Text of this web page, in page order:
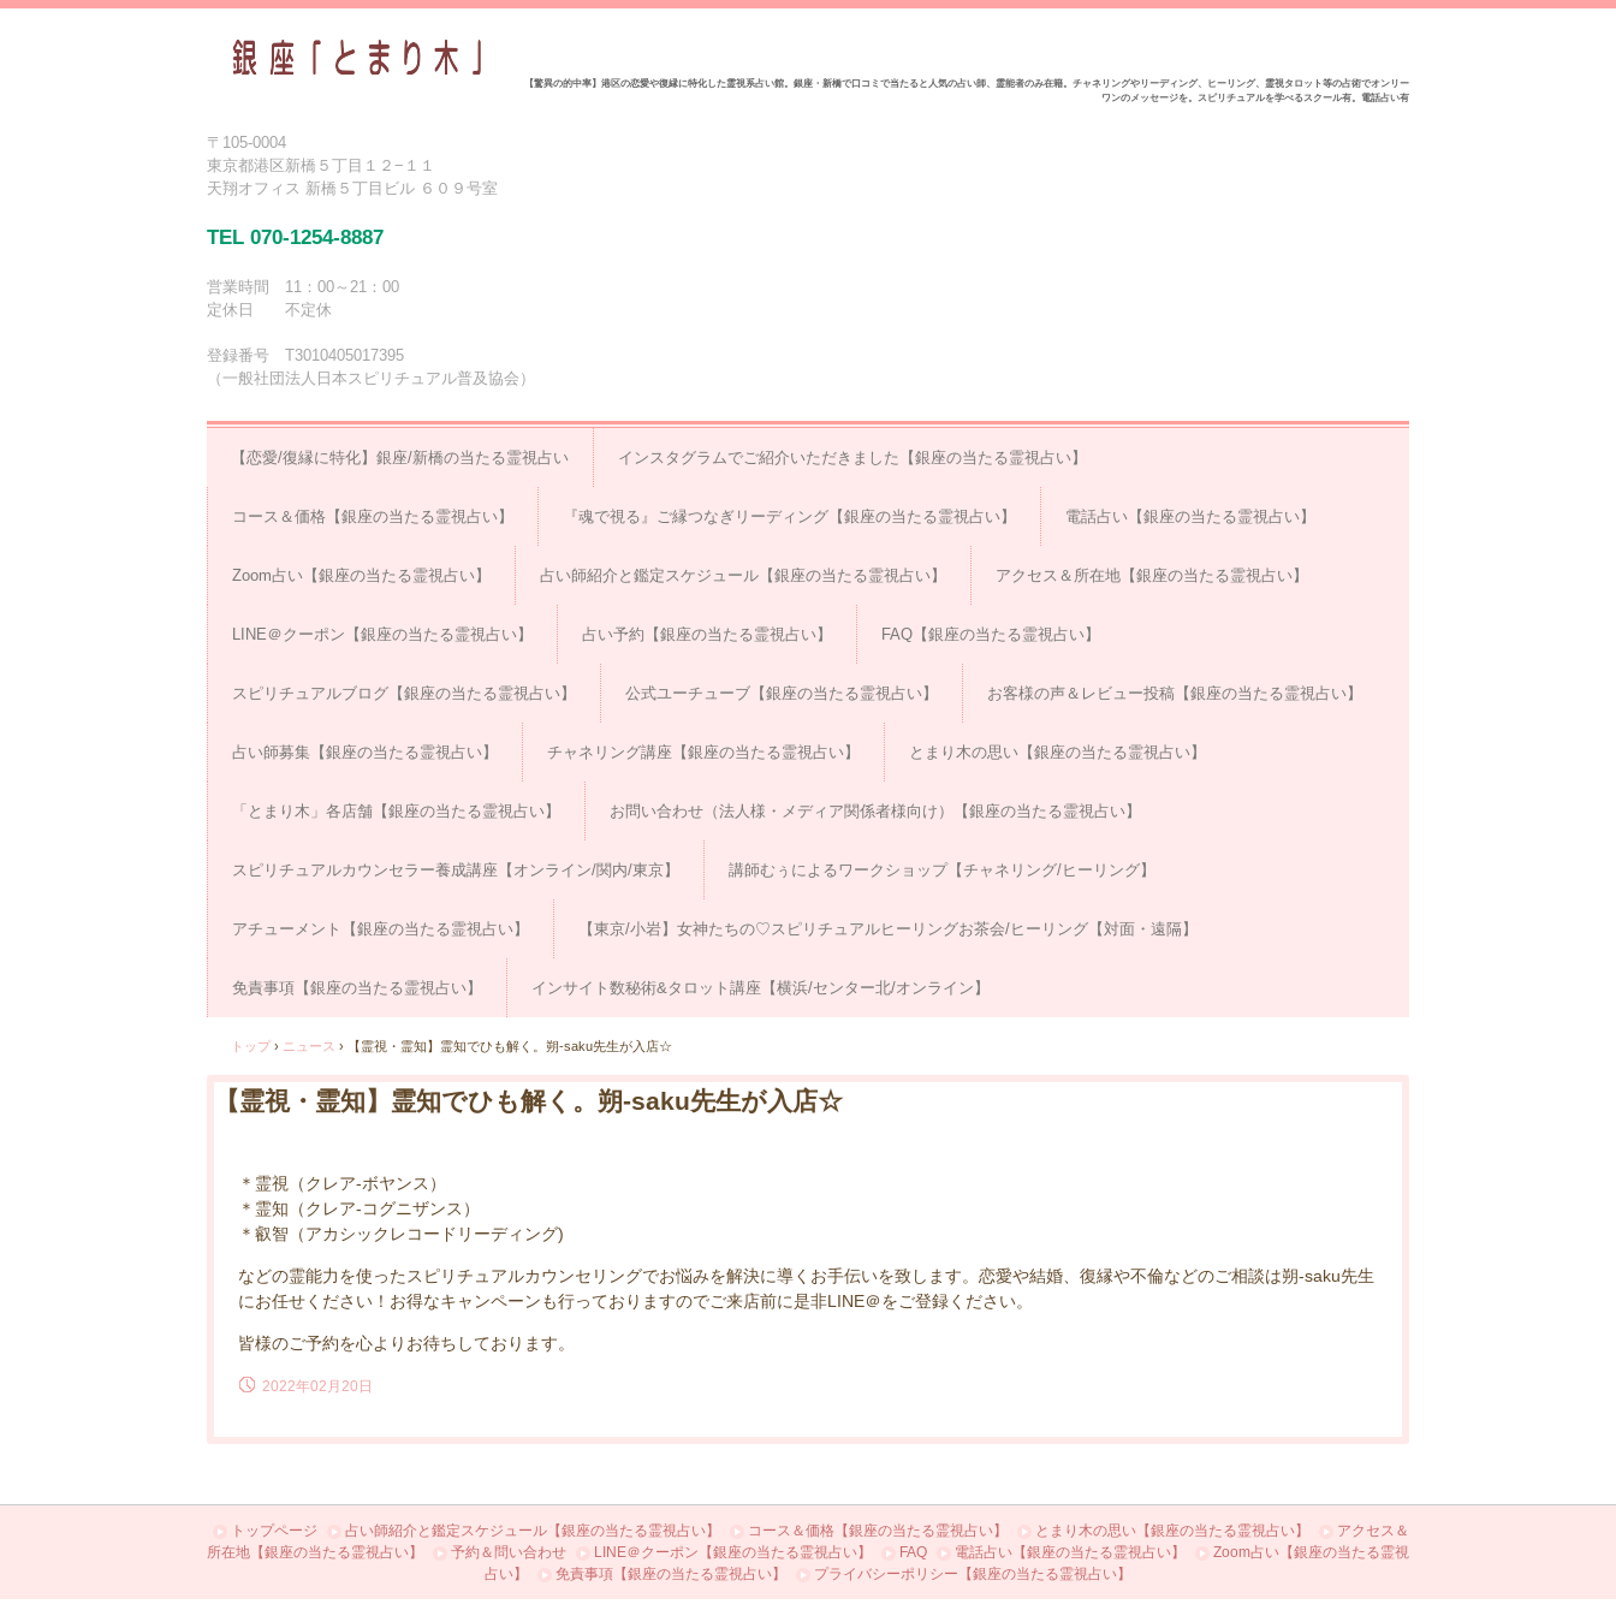
【驚異の的中率】港区の恋愛や復縁に特化した霊視系占い館。銀座・新橋で口コミで当たると人気の占い師、霊能者のみ在籍。チャネリングやリーディング、ヒーリング、霊視タロット等の占術でオンリー
ワンのメッセージを。スピリチュアルを学べるスクール有。電話占い有
〒105-0004
東京都港区新橋５丁目１２−１１
天翔オフィス 新橋５丁目ビル ６０９号室
TEL 070-1254-8887
営業時間 11：00～21：00
定休日 不定休
登録番号 T3010405017395
（一般社団法人日本スピリチュアル普及協会）
【恋愛/復縁に特化】銀座/新橋の当たる霊視占い インスタグラムでご紹介いただきました【銀座の当たる霊視占い】
コース＆価格【銀座の当たる霊視占い】 『魂で視る』ご縁つなぎリーディング【銀座の当たる霊視占い】 電話占い【銀座の当たる霊視占い】
Zoom占い【銀座の当たる霊視占い】 占い師紹介と鑑定スケジュール【銀座の当たる霊視占い】 アクセス＆所在地【銀座の当たる霊視占い】
LINE＠クーポン【銀座の当たる霊視占い】 占い予約【銀座の当たる霊視占い】 FAQ【銀座の当たる霊視占い】
スピリチュアルブログ【銀座の当たる霊視占い】 公式ユーチューブ【銀座の当たる霊視占い】 お客様の声＆レビュー投稿【銀座の当たる霊視占い】
占い師募集【銀座の当たる霊視占い】 チャネリング講座【銀座の当たる霊視占い】 とまり木の思い【銀座の当たる霊視占い】
「とまり木」各店舗【銀座の当たる霊視占い】 お問い合わせ（法人様・メディア関係者様向け）【銀座の当たる霊視占い】
スピリチュアルカウンセラー養成講座【オンライン/関内/東京】 講師むぅによるワークショップ【チャネリング/ヒーリング】
アチューメント【銀座の当たる霊視占い】 【東京/小岩】女神たちの♡スピリチュアルヒーリングお茶会/ヒーリング【対面・遠隔】
免責事項【銀座の当たる霊視占い】 インサイト数秘術&タロット講座【横浜/センター北/オンライン】
トップ › ニュース › 【霊視・霊知】霊知でひも解く。朔-saku先生が入店☆
【霊視・霊知】霊知でひも解く。朔-saku先生が入店☆
＊霊視（クレア-ボヤンス）
＊霊知（クレア-コグニザンス）
＊叡智（アカシックレコードリーディング)
などの霊能力を使ったスピリチュアルカウンセリングでお悩みを解決に導くお手伝いを致します。恋愛や結婚、復縁や不倫などのご相談は朔-saku先生
にお任せください！お得なキャンペーンも行っておりますのでご来店前に是非LINE＠をご登録ください。
皆様のご予約を心よりお待ちしております。
2022年02月20日
トップページ 占い師紹介と鑑定スケジュール【銀座の当たる霊視占い】 コース＆価格【銀座の当たる霊視占い】 とまり木の思い【銀座の当たる霊視占い】
アクセス＆
所在地【銀座の当たる霊視占い】
予約＆問い合わせ LINE＠クーポン【銀座の当たる霊視占い】 FAQ 電話占い【銀座の当たる霊視占い】
Zoom占い【銀座の当たる霊視
占い】
免責事項【銀座の当たる霊視占い】 プライバシーポリシー【銀座の当たる霊視占い】